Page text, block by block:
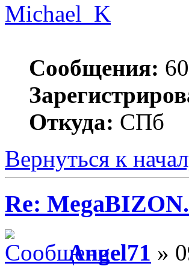
Michael_K
Сообщения:
Откуда: СПб
Вернуться к
Re:
Angel71 »